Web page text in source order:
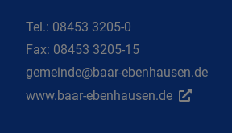
Tel.: 08453 3205-0
Fax: 08453 3205-15
gemeinde@baar-ebenhausen.de
www.baar-ebenhausen.de